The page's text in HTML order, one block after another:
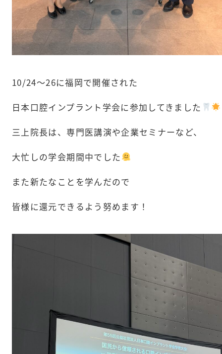
10/24〜26に福岡で開催された
日本口腔インプラント学会に参加してきました
三上院長は、専門医講演や企業セミナーなど、
大忙しの学会期間中でした
また新たなことを学んだので
皆様に還元できるよう努めます！